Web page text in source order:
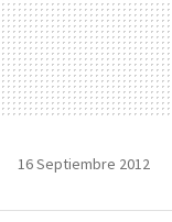
16 Septiembre 2012